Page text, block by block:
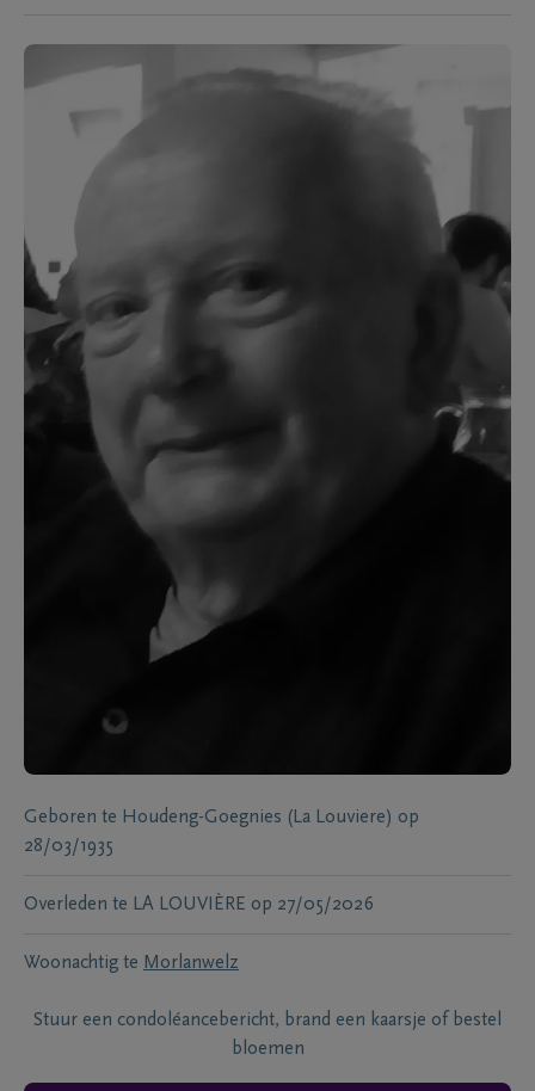
Geboren te Houdeng-Goegnies (La Louviere) op
28/03/1935
Overleden te LA LOUVIÈRE op 27/05/2026
Woonachtig te Morlanwelz
Stuur een condoléancebericht, brand een kaarsje of bestel
bloemen